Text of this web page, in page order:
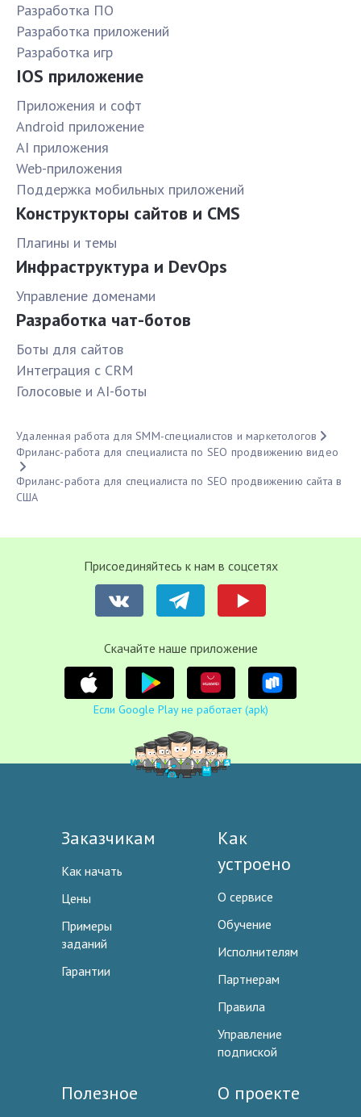
Разработка ПО
Разработка приложений
Разработка игр
IOS приложение
Приложения и софт
Android приложение
AI приложения
Web-приложения
Поддержка мобильных приложений
Конструкторы сайтов и CMS
Плагины и темы
Инфраструктура и DevOps
Управление доменами
Разработка чат-ботов
Боты для сайтов
Интеграция с CRM
Голосовые и AI-боты
Удаленная работа для SMM-специалистов и маркетологов
Фриланс-работа для специалиста по SEO продвижению видео
Фриланс-работа для специалиста по SEO продвижению сайта в
США
Присоединяйтесь к нам в соцсетях
Cкачайте наше приложение
Если Google Play не работает (apk)
Заказчикам
Как начать
Цены
Примеры
заданий
Гарантии
Как
устроено
О сервисе
Обучение
Исполнителям
Партнерам
Правила
Управление
подпиской
Полезное О проекте